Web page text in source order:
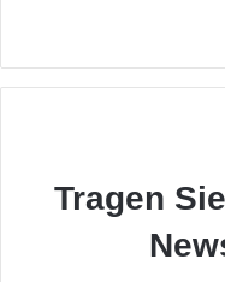
Tragen